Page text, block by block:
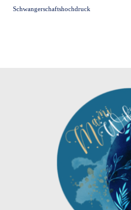
Schwangerschaftshochdruck